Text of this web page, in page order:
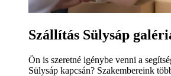
Szállítás Sülysáp
Ön is szeretné igénybe venni a
Sülysáp kapcsán? Szakembereink